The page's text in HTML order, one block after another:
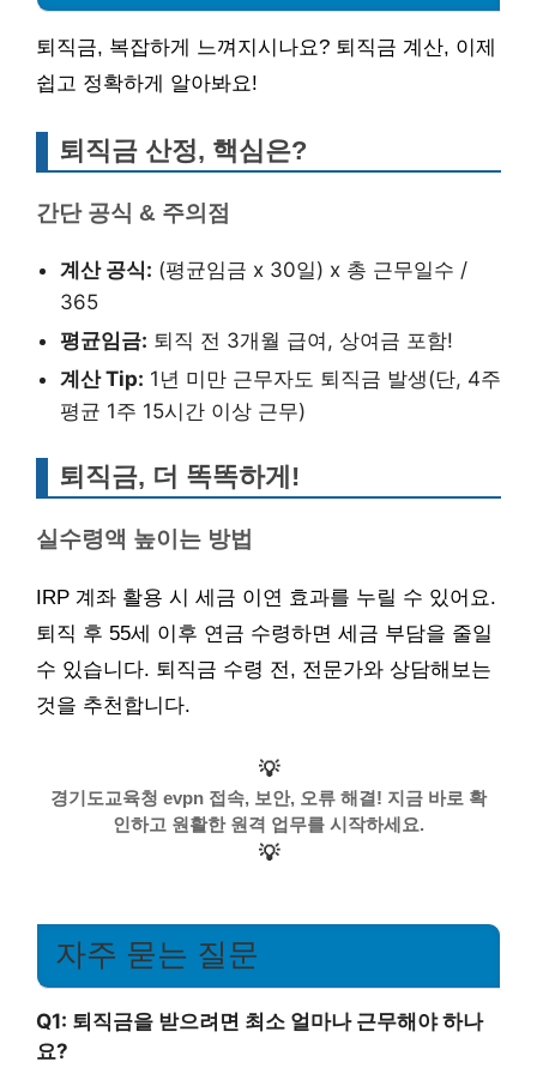
퇴직금, 복잡하게 느껴지시나요? 퇴직금 계산, 이제
쉽고 정확하게 알아봐요!
퇴직금 산정, 핵심은?
간단 공식 & 주의점
계산 공식: (평균임금 x 30일) x 총 근무일수 /
365
평균임금: 퇴직 전 3개월 급여, 상여금 포함!
계산 Tip: 1년 미만 근무자도 퇴직금 발생(단, 4주
평균 1주 15시간 이상 근무)
퇴직금, 더 똑똑하게!
실수령액 높이는 방법
IRP 계좌 활용 시 세금 이연 효과를 누릴 수 있어요.
퇴직 후 55세 이후 연금 수령하면 세금 부담을 줄일
수 있습니다. 퇴직금 수령 전, 전문가와 상담해보는
것을 추천합니다.
💡
경기도교육청 evpn 접속, 보안, 오류 해결! 지금 바로 확
인하고 원활한 원격 업무를 시작하세요.
💡
자주 묻는 질문
Q1: 퇴직금을 받으려면 최소 얼마나 근무해야 하나
요?